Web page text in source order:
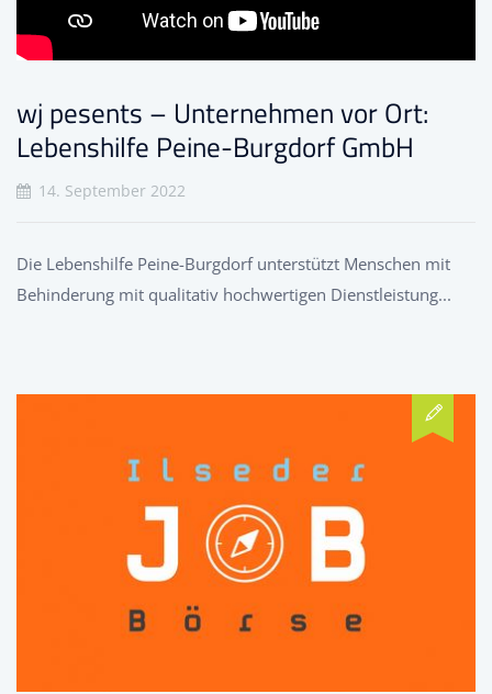
wj pesents – Unternehmen vor Ort:
Lebenshilfe Peine-Burgdorf GmbH
14. September 2022
Die Lebenshilfe Peine-Burgdorf unterstützt Menschen mit
Behinderung mit qualitativ hochwertigen Dienstleistung...